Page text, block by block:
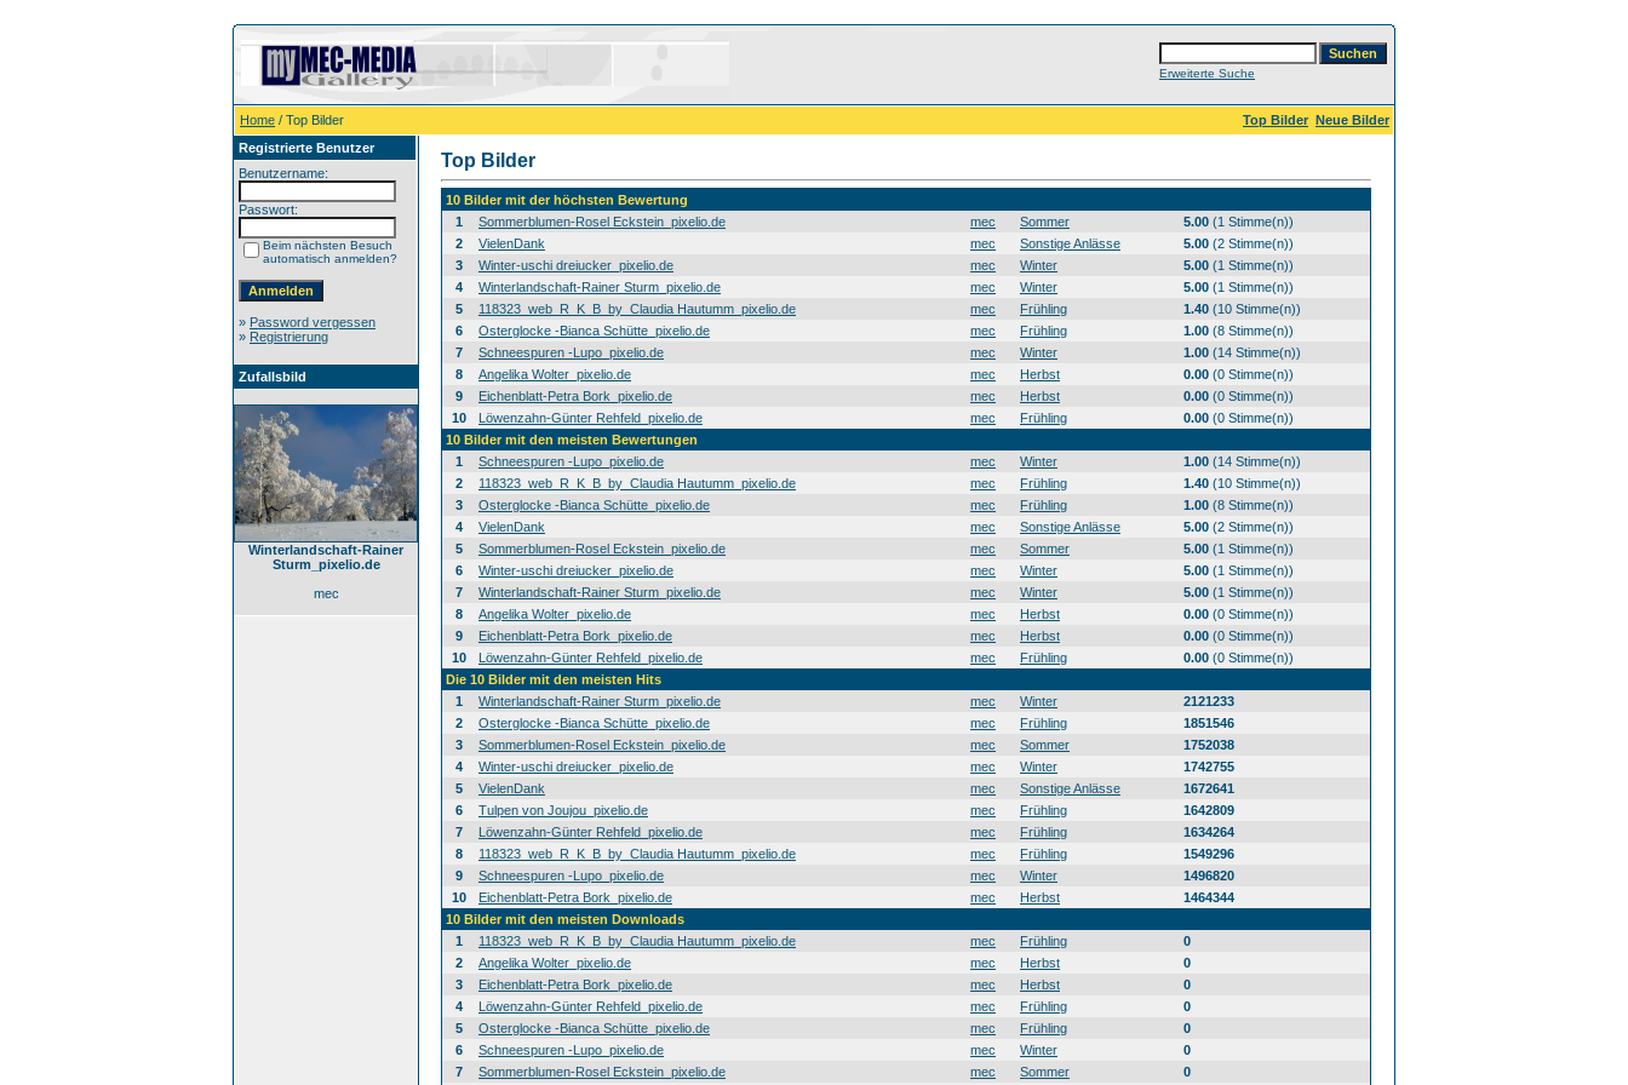
Erweiterte Suche
Home / Top Bilder Top Bilder Neue Bilder
Registrierte Benutzer
Benutzername:
Passwort:
Beim nächsten Besuch
automatisch anmelden?
» Password vergessen
» Registrierung
Zufallsbild
Winterlandschaft-Rainer
Sturm_pixelio.de
mec
Top Bilder
10 Bilder mit der höchsten Bewertung
1
Sommerblumen-Rosel Eckstein_pixelio.de mec Sommer 5.00 (1 Stimme(n))
2
VielenDank mec Sonstige Anlässe 5.00 (2 Stimme(n))
3
Winter-uschi dreiucker_pixelio.de mec Winter 5.00 (1 Stimme(n))
4
Winterlandschaft-Rainer Sturm_pixelio.de mec Winter 5.00 (1 Stimme(n))
5
118323_web_R_K_B_by_Claudia Hautumm_pixelio.de mec Frühling 1.40 (10 Stimme(n))
6
Osterglocke -Bianca Schütte_pixelio.de mec Frühling 1.00 (8 Stimme(n))
7
Schneespuren -Lupo_pixelio.de mec Winter 1.00 (14 Stimme(n))
8
Angelika Wolter_pixelio.de mec Herbst 0.00 (0 Stimme(n))
9
Eichenblatt-Petra Bork_pixelio.de mec Herbst 0.00 (0 Stimme(n))
10
Löwenzahn-Günter Rehfeld_pixelio.de mec Frühling 0.00 (0 Stimme(n))
10 Bilder mit den meisten Bewertungen
1
Schneespuren -Lupo_pixelio.de mec Winter 1.00 (14 Stimme(n))
2
118323_web_R_K_B_by_Claudia Hautumm_pixelio.de mec Frühling 1.40 (10 Stimme(n))
3
Osterglocke -Bianca Schütte_pixelio.de mec Frühling 1.00 (8 Stimme(n))
4
VielenDank mec Sonstige Anlässe 5.00 (2 Stimme(n))
5
Sommerblumen-Rosel Eckstein_pixelio.de mec Sommer 5.00 (1 Stimme(n))
6
Winter-uschi dreiucker_pixelio.de mec Winter 5.00 (1 Stimme(n))
7
Winterlandschaft-Rainer Sturm_pixelio.de mec Winter 5.00 (1 Stimme(n))
8
Angelika Wolter_pixelio.de mec Herbst 0.00 (0 Stimme(n))
9
Eichenblatt-Petra Bork_pixelio.de mec Herbst 0.00 (0 Stimme(n))
10
Löwenzahn-Günter Rehfeld_pixelio.de mec Frühling 0.00 (0 Stimme(n))
Die 10 Bilder mit den meisten Hits
1
Winterlandschaft-Rainer Sturm_pixelio.de mec Winter
2121233
2
Osterglocke -Bianca Schütte_pixelio.de mec Frühling
1851546
3
Sommerblumen-Rosel Eckstein_pixelio.de mec Sommer
1752038
4
Winter-uschi dreiucker_pixelio.de mec Winter
1742755
5
VielenDank mec Sonstige Anlässe
1672641
6
Tulpen von Joujou_pixelio.de mec Frühling
1642809
7
Löwenzahn-Günter Rehfeld_pixelio.de mec Frühling
1634264
8
118323_web_R_K_B_by_Claudia Hautumm_pixelio.de mec Frühling
1549296
9
Schneespuren -Lupo_pixelio.de mec Winter
1496820
10
Eichenblatt-Petra Bork_pixelio.de mec Herbst
1464344
10 Bilder mit den meisten Downloads
1
118323_web_R_K_B_by_Claudia Hautumm_pixelio.de mec Frühling
0
2
Angelika Wolter_pixelio.de mec Herbst
0
3
Eichenblatt-Petra Bork_pixelio.de mec Herbst
0
4
Löwenzahn-Günter Rehfeld_pixelio.de mec Frühling
0
5
Osterglocke -Bianca Schütte_pixelio.de mec Frühling
0
6
Schneespuren -Lupo_pixelio.de mec Winter
0
7
Sommerblumen-Rosel Eckstein_pixelio.de mec Sommer 0